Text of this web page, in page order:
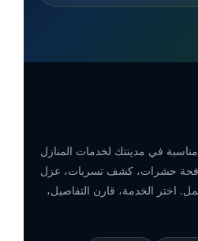
في مدينتك لخدمات المنازل
حشرات، كشف تسربات، عزل
اختر الخدمة، قارن التفاصيل،